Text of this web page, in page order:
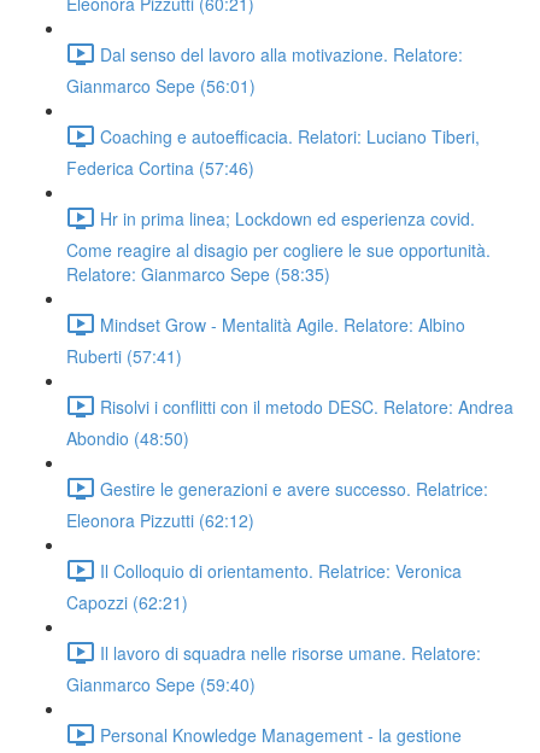
Dal senso del lavoro alla motivazione. Relatore:
Gianmarco Sepe (56:01)
Coaching e autoefficacia. Relatori: Luciano Tiberi,
Federica Cortina (57:46)
Hr in prima linea; Lockdown ed esperienza covid.
Come reagire al disagio per cogliere le sue opportunità.
Relatore: Gianmarco Sepe (58:35)
Mindset Grow - Mentalità Agile. Relatore: Albino
Ruberti (57:41)
Risolvi i conflitti con il metodo DESC. Relatore: Andrea
Abondio (48:50)
Gestire le generazioni e avere successo. Relatrice:
Eleonora Pizzutti (62:12)
Il Colloquio di orientamento. Relatrice: Veronica
Capozzi (62:21)
Il lavoro di squadra nelle risorse umane. Relatore:
Gianmarco Sepe (59:40)
Personal Knowledge Management - la gestione